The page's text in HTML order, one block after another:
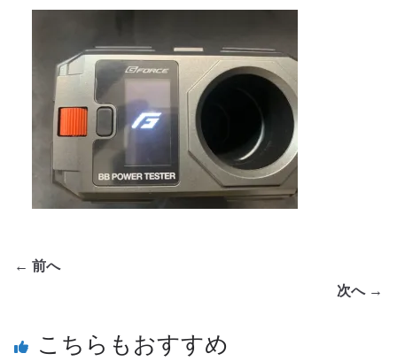
← 前へ
次へ →
こちらもおすすめ